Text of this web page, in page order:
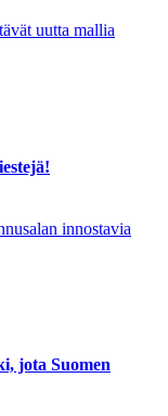
uutta mallia
innostavia
jota Suomen